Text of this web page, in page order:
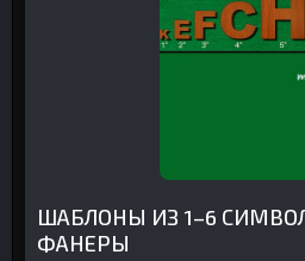
ШАБЛОНЫ ИЗ 1–6
ФАНЕРЫ